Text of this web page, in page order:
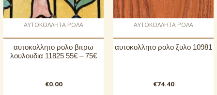
AΥΤΟΚΟΛΛΗΤΑ ΡΟΛΑ
αυτοκoλλητο ρολo βιτρω
λουλουδια 11825 55€ – 75€
€0.00
AΥΤΟΚΟΛΛΗΤΑ ΡΟΛΑ
αυτοκoλλητο ρολo ξυλο 10981
€74.40